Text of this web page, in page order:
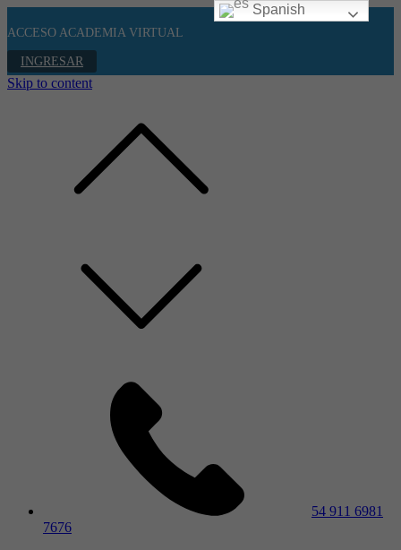
ACCESO ACADEMIA VIRTUAL
INGRESAR
Skip to content
54 911 6981
7676
Spanish